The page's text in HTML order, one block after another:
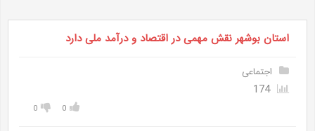
استان بوشهر نقش مهمی در اقتصاد و درآمد ملی دارد
اجتماعی
0
0